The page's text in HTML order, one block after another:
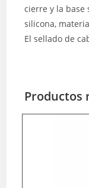
cierre y la base
silicona,
El sellado de
Productos